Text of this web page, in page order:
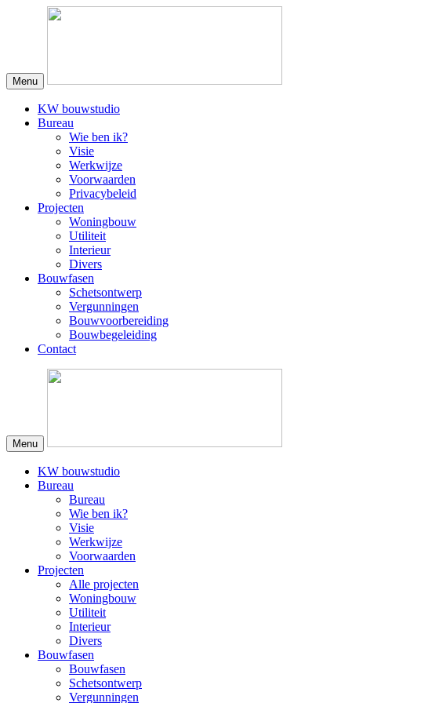
Menu
KW bouwstudio
Bureau
Wie ben ik?
Visie
Werkwijze
Voorwaarden
Privacybeleid
Projecten
Woningbouw
Utiliteit
Interieur
Divers
Bouwfasen
Schetsontwerp
Vergunningen
Bouwvoorbereiding
Bouwbegeleiding
Contact
Menu
KW bouwstudio
Bureau
Bureau
Wie ben ik?
Visie
Werkwijze
Voorwaarden
Projecten
Alle projecten
Woningbouw
Utiliteit
Interieur
Divers
Bouwfasen
Bouwfasen
Schetsontwerp
Vergunningen